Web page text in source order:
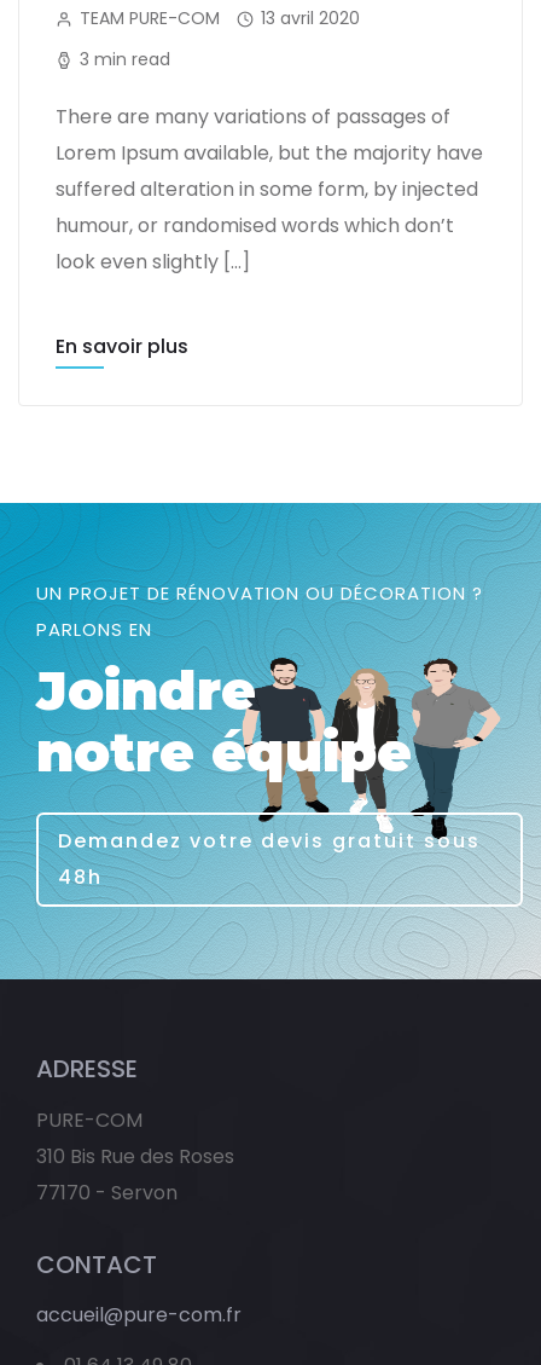
TEAM PURE-COM
13 avril 2020
3 min read
There are many variations of passages of
Lorem Ipsum available, but the majority have
suffered alteration in some form, by injected
humour, or randomised words which don’t
look even slightly […]
En savoir plus
UN PROJET DE RÉNOVATION OU DÉCORATION ?
PARLONS EN
Joindre
notre équipe
Demandez votre devis gratuit sous
48h
ADRESSE
PURE-COM
310 Bis Rue des Roses
77170 - Servon
CONTACT
accueil@pure-com.fr